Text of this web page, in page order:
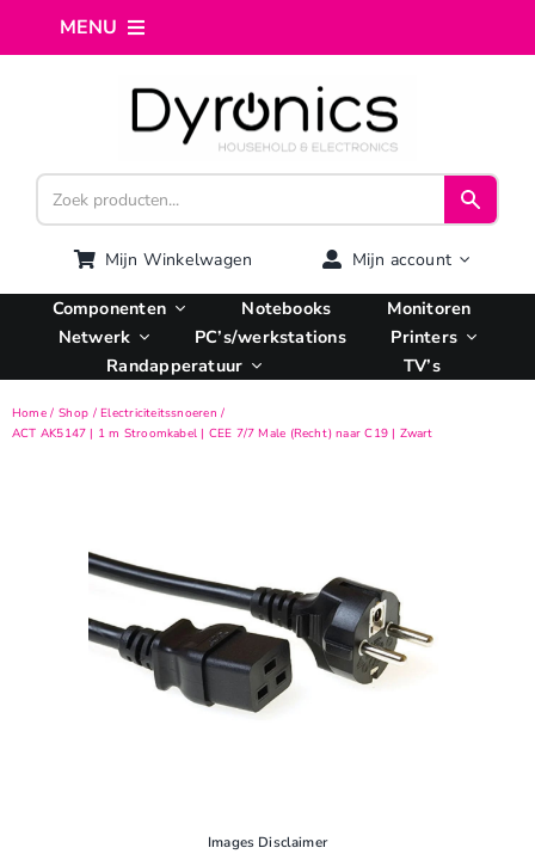
MENU
Webshop
Computer reparatie
AI Integratie
Hosting
Openingstijden
Contact
Mijn Winkelwagen Mijn account
Componenten Notebooks
Monitoren
Netwerk
PC’s/werkstations
Printers
Randapperatuur
TV’s
Home Shop
Electriciteitssnoeren
ACT AK5147 | 1 m Stroomkabel | CEE 7/7 Male (Recht) naar C19 | Zwart
Images Disclaimer